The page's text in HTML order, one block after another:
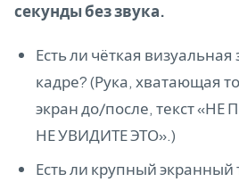
секунды без звука.
Есть ли чёткая
кадре? (Рука, хватающая
экран до/после, текст
НЕ УВИДИТЕ ЭТО».)
Есть ли крупный экранный